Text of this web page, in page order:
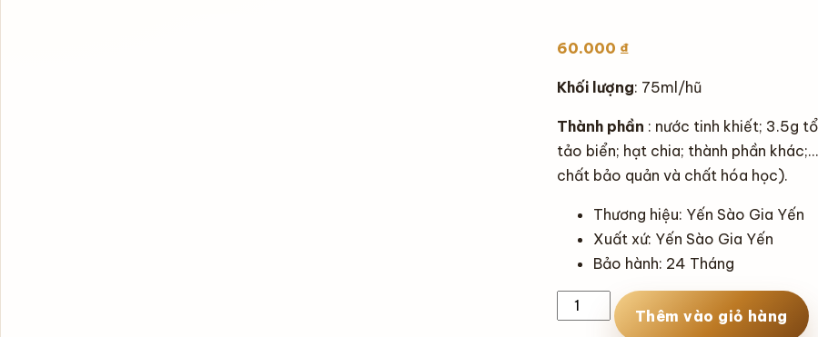
60.000 ₫
Khối lượng: 75ml/hũ
Thành phần : nước tinh khiết; 3.5g
tảo biển; hạt chia; thành phần
chất bảo quản và chất hóa học).
Thương hiệu: Yến Sào Gia Yến
Xuất xứ: Yến Sào Gia Yến
Bảo hành: 24 Tháng
Yến
chưng
Thêm vào giỏ hàng